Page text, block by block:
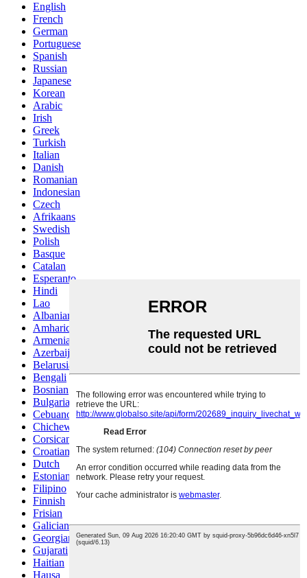
English
French
German
Portuguese
Spanish
Russian
Japanese
Korean
Arabic
Irish
Greek
Turkish
Italian
Danish
Romanian
Indonesian
Czech
Afrikaans
Swedish
Polish
Basque
Catalan
Esperanto
Hindi
Lao
Albanian
Amharic
Armenian
Azerbaijani
Belarusian
Bengali
Bosnian
Bulgarian
Cebuano
Chichewa
Corsican
Croatian
Dutch
Estonian
Filipino
Finnish
Frisian
Galician
Georgian
Gujarati
Haitian
Hausa